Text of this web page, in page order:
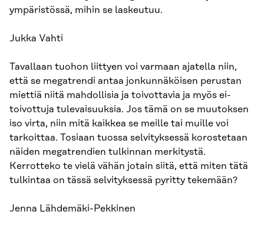
ympäristössä, mihin se laskeutuu.
Jukka Vahti
Tavallaan tuohon liittyen voi varmaan ajatella niin,
että se megatrendi antaa jonkunnäköisen perustan
miettiä niitä mahdollisia ja toivottavia ja myös ei-
toivottuja tulevaisuuksia. Jos tämä on se muutoksen
iso virta, niin mitä kaikkea se meille tai muille voi
tarkoittaa. Tosiaan tuossa selvityksessä korostetaan
näiden megatrendien tulkinnan merkitystä.
Kerrotteko te vielä vähän jotain siitä, että miten tätä
tulkintaa on tässä selvityksessä pyritty tekemään?
Jenna Lähdemäki-Pekkinen